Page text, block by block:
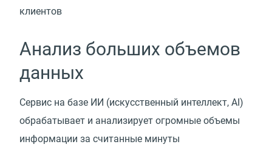
клиентов
Анализ больших объемов
данных
Сервис на базе ИИ (искусственный интеллект, AI)
обрабатывает и анализирует огромные объемы
информации за считанные минуты